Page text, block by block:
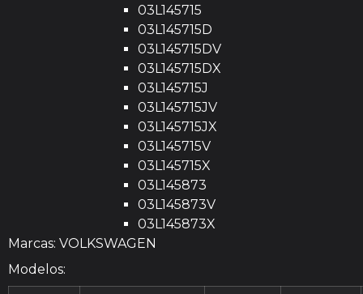
03L145715
03L145715D
03L145715DV
03L145715DX
03L145715J
03L145715JV
03L145715JX
03L145715V
03L145715X
03L145873
03L145873V
03L145873X
Marcas: VOLKSWAGEN
Modelos: